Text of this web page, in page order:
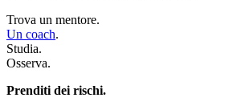
Trova un mentore.
Un coach.
Studia.
Osserva.
Prenditi dei rischi.